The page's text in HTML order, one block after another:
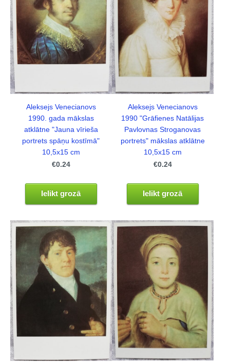
Aleksejs Venecianovs
1990. gada mākslas
atklātne "Jauna vīrieša
portrets spāņu kostīmā"
10,5x15 cm
€0.24
Ielikt grozā
Aleksejs Venecianovs
1990 "Grāfienes Natālijas
Pavlovnas Stroganovas
portrets" mākslas atklātne
10,5x15 cm
€0.24
Ielikt grozā